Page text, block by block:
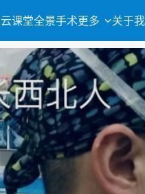
云课堂全景手术更多 关于